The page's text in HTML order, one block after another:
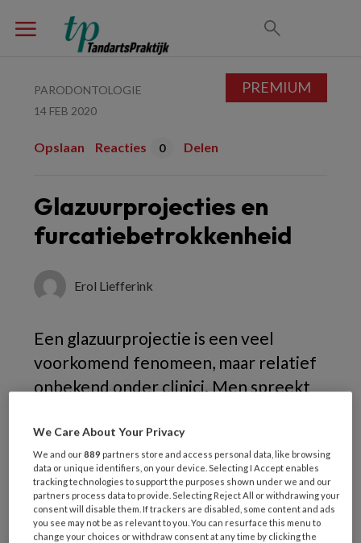
PARODONTOLOGIE
14 FEB 2020
Opslaan Reacties 0 Delen
Glazuurprojecties en
furcatiebetrokkenheid
Erol Liefferink
Een glazuurprojectie is een veel
voorkomend fenomeen, maar relatief
onbekend onder clinici. Men spreekt
glazuur vanaf de glazuurcementgrens
vanuit de glazuurkap doorloopt in het
furcatiegebied. Deze locatie kenmerkt
zich door een epitheliale aanhechting
van het tandvlees, en afwezigheid van
PREMIUM
We Care About Your Privacy
We and our889 partners store and access personal data, like browsing
data or unique identifiers, on your device. Selecting I Accept enables
tracking technologies to support the purposes shown under we and our
partners process data to provide. Selecting Reject All or withdrawing your
consent will disable them. If trackers are disabled, some content and ads
you see may not be as relevant to you. You can resurface this menu to
change your choices or withdraw consent at any time by clicking the